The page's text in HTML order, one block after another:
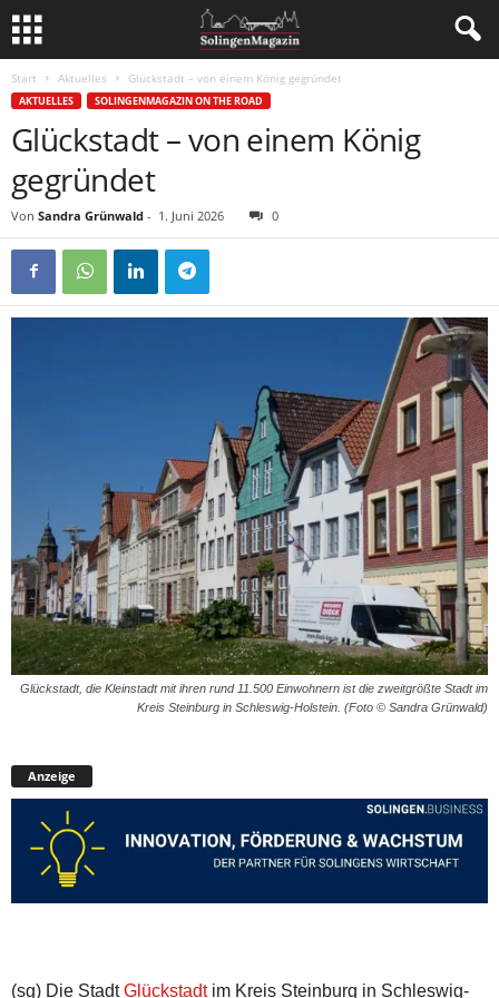
Start Aktuelles Glückstadt – von einem König gegründet
AKTUELLES SOLINGENMAGAZIN ON THE ROAD
Glückstadt – von einem König
gegründet
Von Sandra Grünwald - 1. Juni 2026 0
Glückstadt, die Kleinstadt mit ihren rund 11.500 Einwohnern ist die zweitgrößte Stadt im
Kreis Steinburg in Schleswig-Holstein. (Foto © Sandra Grünwald)
Anzeige
(sg) Die StadtGlückstadtim Kreis Steinburg in Schleswig-